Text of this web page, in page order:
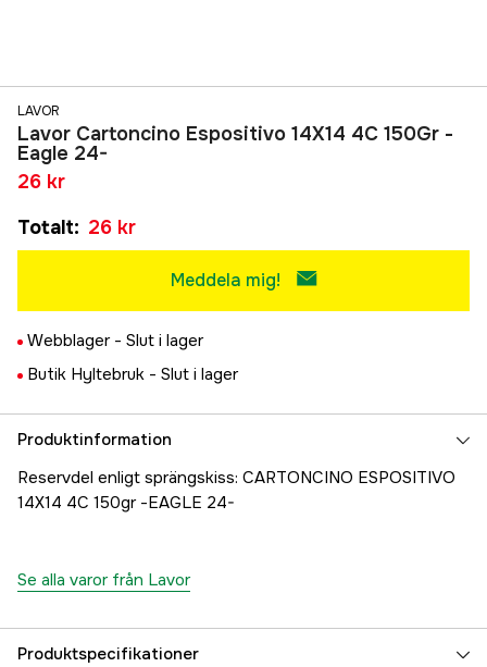
LAVOR
Lavor Cartoncino Espositivo 14X14 4C 150Gr -
Eagle 24-
26 kr
Totalt: 26 kr
Meddela mig!
Webblager - Slut i lager
Butik Hyltebruk - Slut i lager
Produktinformation
Reservdel enligt sprängskiss: CARTONCINO ESPOSITIVO
14X14 4C 150gr -EAGLE 24-
Se alla varor från Lavor
Produktspecifikationer